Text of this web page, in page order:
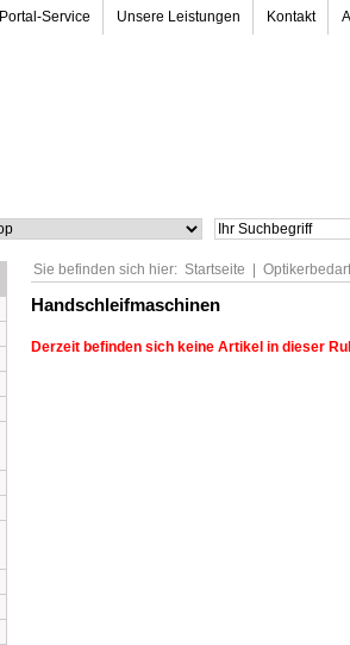
Portal-Service Unsere Leistungen Kontakt
Sie befinden sich hier: Startseite Optikerbedarf
Handschleifmaschinen
Derzeit befinden sich keine Artikel in dieser